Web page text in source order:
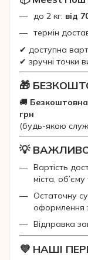
до 2 кг: від
термін
✔ доступна
✔ зручні точки
🎁
🚚
грн
(будь-якою
💡
Вартість
міста,
Остаточну
оформлення
Відправка
💜 НАШІ